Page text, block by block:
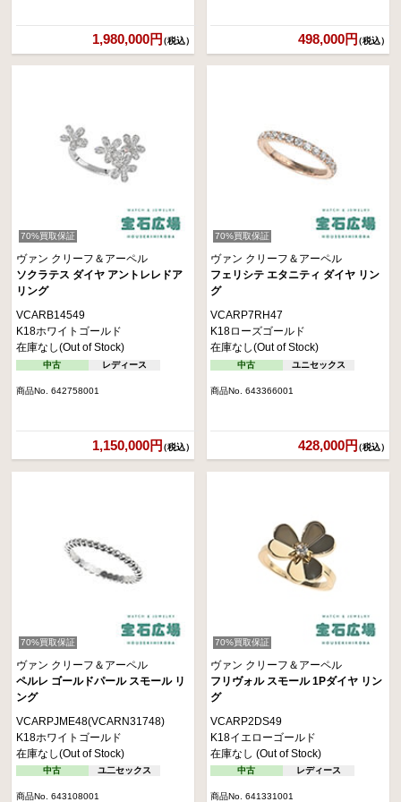
1,980,000円（税込） 498,000円（税込）
70%買取保証
ヴァン クリーフ＆アーペル
ソクラテス ダイヤ アントレレドア
リング
VCARB14549
K18ホワイトゴールド
在庫なし(Out of Stock)
中古 レディース
商品No. 642758001
1,150,000円（税込）
70%買取保証
ヴァン クリーフ＆アーペル
フェリシテ エタニティ ダイヤ リン
グ
VCARP7RH47
K18ローズゴールド
在庫なし(Out of Stock)
中古 ユニセックス
商品No. 643366001
428,000円（税込）
70%買取保証
ヴァン クリーフ＆アーペル
ペルレ ゴールドパール スモール リ
ング
VCARPJME48(VCARN31748)
K18ホワイトゴールド
在庫なし(Out of Stock)
中古 ユ二セックス
商品No. 643108001
70%買取保証
ヴァン クリーフ＆アーペル
フリヴォル スモール 1Pダイヤ リン
グ
VCARP2DS49
K18イエローゴールド
在庫なし (Out of Stock)
中古 レディース
商品No. 641331001